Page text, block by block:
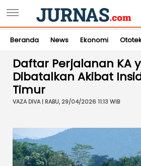
Beranda News Ekonomi
Daftar Perjalanan KA
Dibatalkan Akibat
Timur
VAZA DIVA | RABU, 29/04/2026 11:13 WIB